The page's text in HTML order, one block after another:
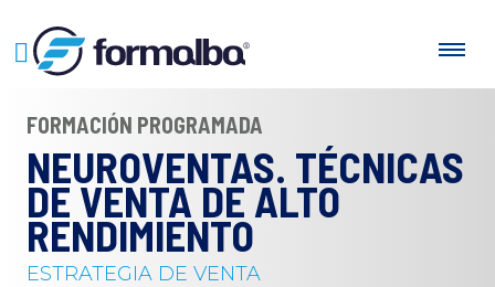
FORMACIÓN PROGRAMADA
NEUROVENTAS. TÉCNICAS
DE VENTA DE ALTO
RENDIMIENTO
ESTRATEGIA DE VENTA